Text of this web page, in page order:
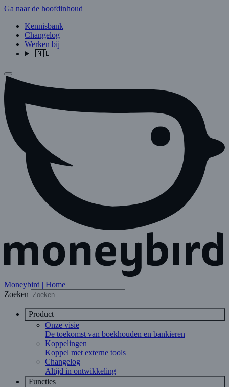
Ga naar de hoofdinhoud
Kennisbank
Changelog
Werken bij
🇳🇱
Moneybird | Home
Zoeken
Product
Onze visie
De toekomst van boekhouden en bankieren
Koppelingen
Koppel met externe tools
Changelog
Altijd in ontwikkeling
Functies